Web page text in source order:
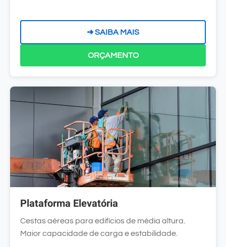
➜ SAIBA MAIS
ORÇAMENTO
Plataforma Elevatória
Cestas aéreas para edifícios de média altura.
Maior capacidade de carga e estabilidade.